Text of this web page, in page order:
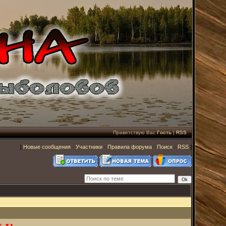
Приветствую Вас Гость|RSS
[ Новые сообщения · Участники · Правила форума · Поиск · RSS ]